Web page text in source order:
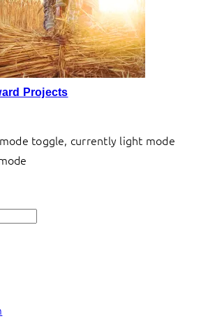
Projects
toggle, currently light mode